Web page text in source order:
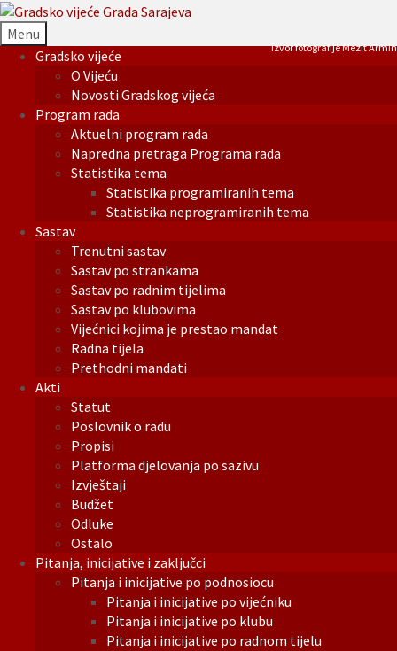
Menu
Gradsko vijeće
O Vijeću
Novosti Gradskog vijeća
Program rada
Aktuelni program rada
Napredna pretraga Programa rada
Statistika tema
Statistika programiranih tema
Statistika neprogramiranih tema
Sastav
Trenutni sastav
Sastav po strankama
Sastav po radnim tijelima
Sastav po klubovima
Vijećnici kojima je prestao mandat
Radna tijela
Prethodni mandati
Akti
Statut
Poslovnik o radu
Propisi
Platforma djelovanja po sazivu
Izvještaji
Budžet
Odluke
Ostalo
Pitanja, inicijative i zaključci
Pitanja i inicijative po podnosiocu
Pitanja i inicijative po vijećniku
Pitanja i inicijative po klubu
Pitanja i inicijative po radnom tijelu
Izvor fotografije Mezit Armin